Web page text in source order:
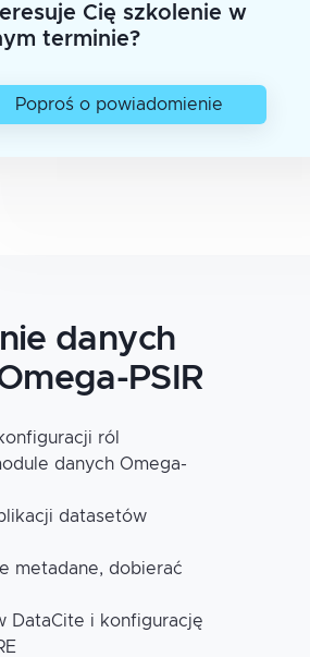
Cię szkolenie w
terminie?
Poproś o powiadomienie
danych
PSIR
ról
danych Omega-
datasetów
metadane, dobierać
DataCite i konfigurację